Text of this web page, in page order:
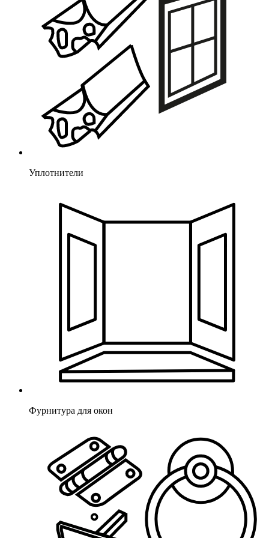
Уплотнители
Фурнитура для окон